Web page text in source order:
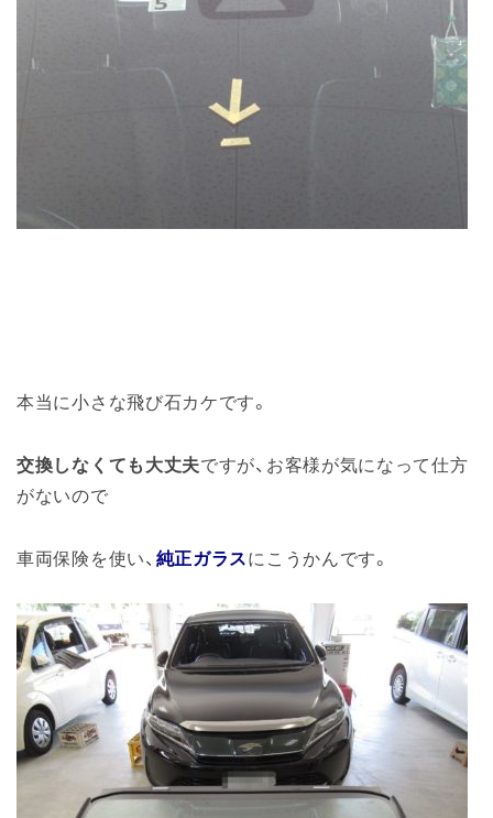
本当に小さな飛び石カケです。
交換しなくても大丈夫ですが、お客様が気になって仕方
がないので
車両保険を使い、 純正ガラスにこうかんです。